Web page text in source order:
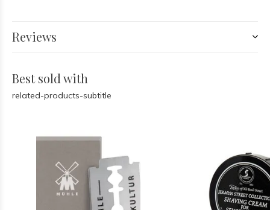
Reviews
Best sold with
related-products-subtitle